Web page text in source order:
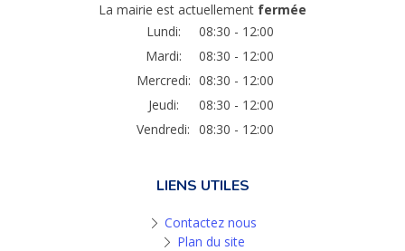
La mairie est actuellement fermée
Lundi:
08:30 - 12:00
Mardi:
08:30 - 12:00
Mercredi: 08:30 - 12:00
Jeudi:
08:30 - 12:00
Vendredi: 08:30 - 12:00
LIENS UTILES
Contactez nous
Plan du site